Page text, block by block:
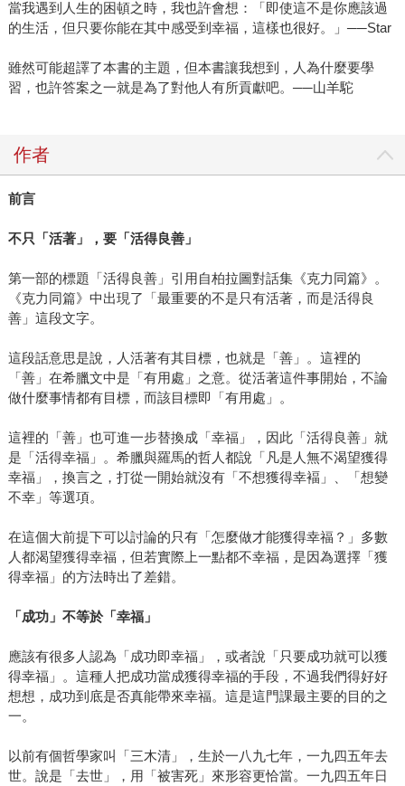
當我遇到人生的困頓之時，我也許會想：「即使這不是你應該過
的生活，但只要你能在其中感受到幸福，這樣也很好。」──Star
雖然可能超譯了本書的主題，但本書讓我想到，人為什麼要學
習，也許答案之一就是為了對他人有所貢獻吧。──山羊駝
作者
前言
不只「活著」，要「活得良善」
第一部的標題「活得良善」引用自柏拉圖對話集《克力同篇》。
《克力同篇》中出現了「最重要的不是只有活著，而是活得良
善」這段文字。
這段話意思是說，人活著有其目標，也就是「善」。這裡的
「善」在希臘文中是「有用處」之意。從活著這件事開始，不論
做什麼事情都有目標，而該目標即「有用處」。
這裡的「善」也可進一步替換成「幸福」，因此「活得良善」就
是「活得幸福」。希臘與羅馬的哲人都說「凡是人無不渴望獲得
幸福」，換言之，打從一開始就沒有「不想獲得幸褔」、「想變
不幸」等選項。
在這個大前提下可以討論的只有「怎麼做才能獲得幸福？」多數
人都渴望獲得幸福，但若實際上一點都不幸福，是因為選擇「獲
得幸福」的方法時出了差錯。
「成功」不等於「幸福」
應該有很多人認為「成功即幸福」，或者說「只要成功就可以獲
得幸福」。這種人把成功當成獲得幸福的手段，不過我們得好好
想想，成功到底是否真能帶來幸福。這是這門課最主要的目的之
一。
以前有個哲學家叫「三木清」，生於一八九七年，一九四五年去
世。說是「去世」，用「被害死」來形容更恰當。一九四五年日